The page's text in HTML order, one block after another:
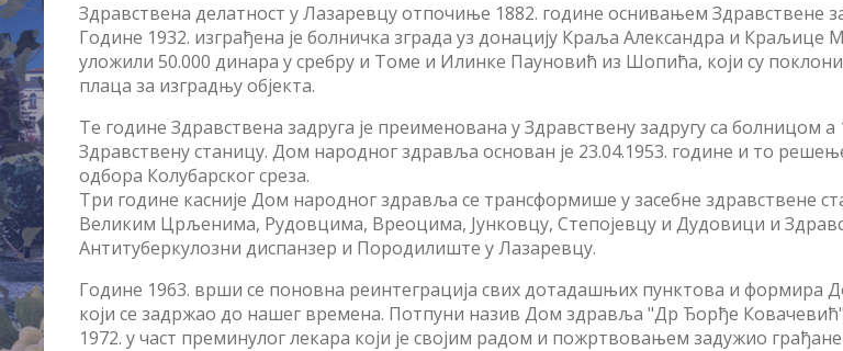
Здравствена делатност у Лазаревцу отпочиње 1882. године оснивањем Здравствене
Године 1932. изграђена је болничка зграда уз донацију Краља Александра и Краљице
уложили 50.000 динара у сребру и Томе и Илинке Пауновић из Шопића, који су
плаца за изградњу објекта.
Те године Здравствена задруга је преименована у Здравствену задругу са болницом а
Здравствену станицу. Дом народног здравља основан је 23.04.1953. године и то
одбора Колубарског среза.
Три године касније Дом народног здравља се трансформише у засебне здравствене
Великим Црљенима, Рудовцима, Вреоцима, Јунковцу, Степојевцу и Дудовици и
Антитуберкулозни диспанзер и Породилиште у Лазаревцу.
Године 1963. врши се поновна реинтеграција свих дотадашњих пунктова и формира
који се задржао до нашег времена. Потпуни назив Дом здравља "Др Ђорђе Ковачевић"
1972. у част преминулог лекара који је својим радом и пожртвовањем задужио